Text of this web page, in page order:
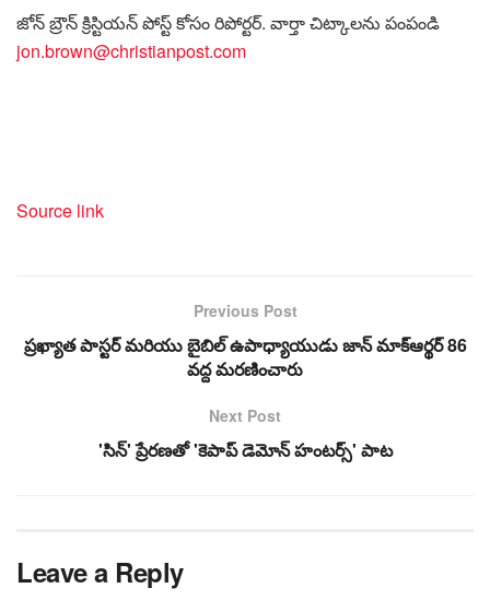
జోన్ బ్రౌన్ క్రిస్టియన్ పోస్ట్ కోసం రిపోర్టర్. వార్తా చిట్కాలను పంపండి
jon.brown@christianpost.com
Source link
Previous Post
ప్రఖ్యాత పాస్టర్ మరియు బైబిల్ ఉపాధ్యాయుడు జాన్ మాక్‌ఆర్థర్ 86
వద్ద మరణించారు
Next Post
'సిన్' ప్రేరణతో 'కెపాప్ డెమోన్ హంటర్స్' పాట
Leave a Reply